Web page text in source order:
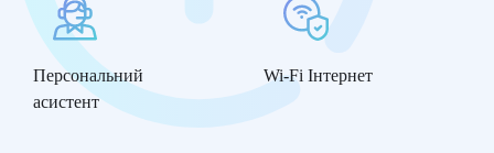
Персональний
асистент
Wi-Fi Інтернет